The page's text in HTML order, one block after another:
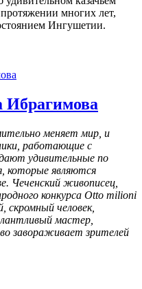
многих лет,
Ингушетии.
меняет мир, и
работающие с
удивительные по
которые являются
Чеченский живописец,
конкурса Otto milioni
человек,
мастер,
завораживает зрителей